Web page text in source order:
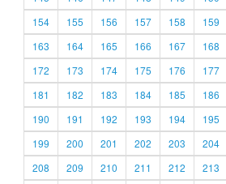
154
155 156 157 158 159
163
164 165 166 167 168
172
173 174 175 176 177
181
182 183 184 185 186
190
191 192 193 194 195
199
200 201 202 203 204
208
209 210 211 212 213